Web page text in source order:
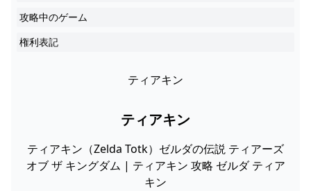
攻略中のゲーム
権利表記
ティアキン
ティアキン
ティアキン（Zelda Totk）ゼルダの伝説 ティアーズ
オブ ザ キングダム | ティアキン 攻略 ゼルダ ティア
キン